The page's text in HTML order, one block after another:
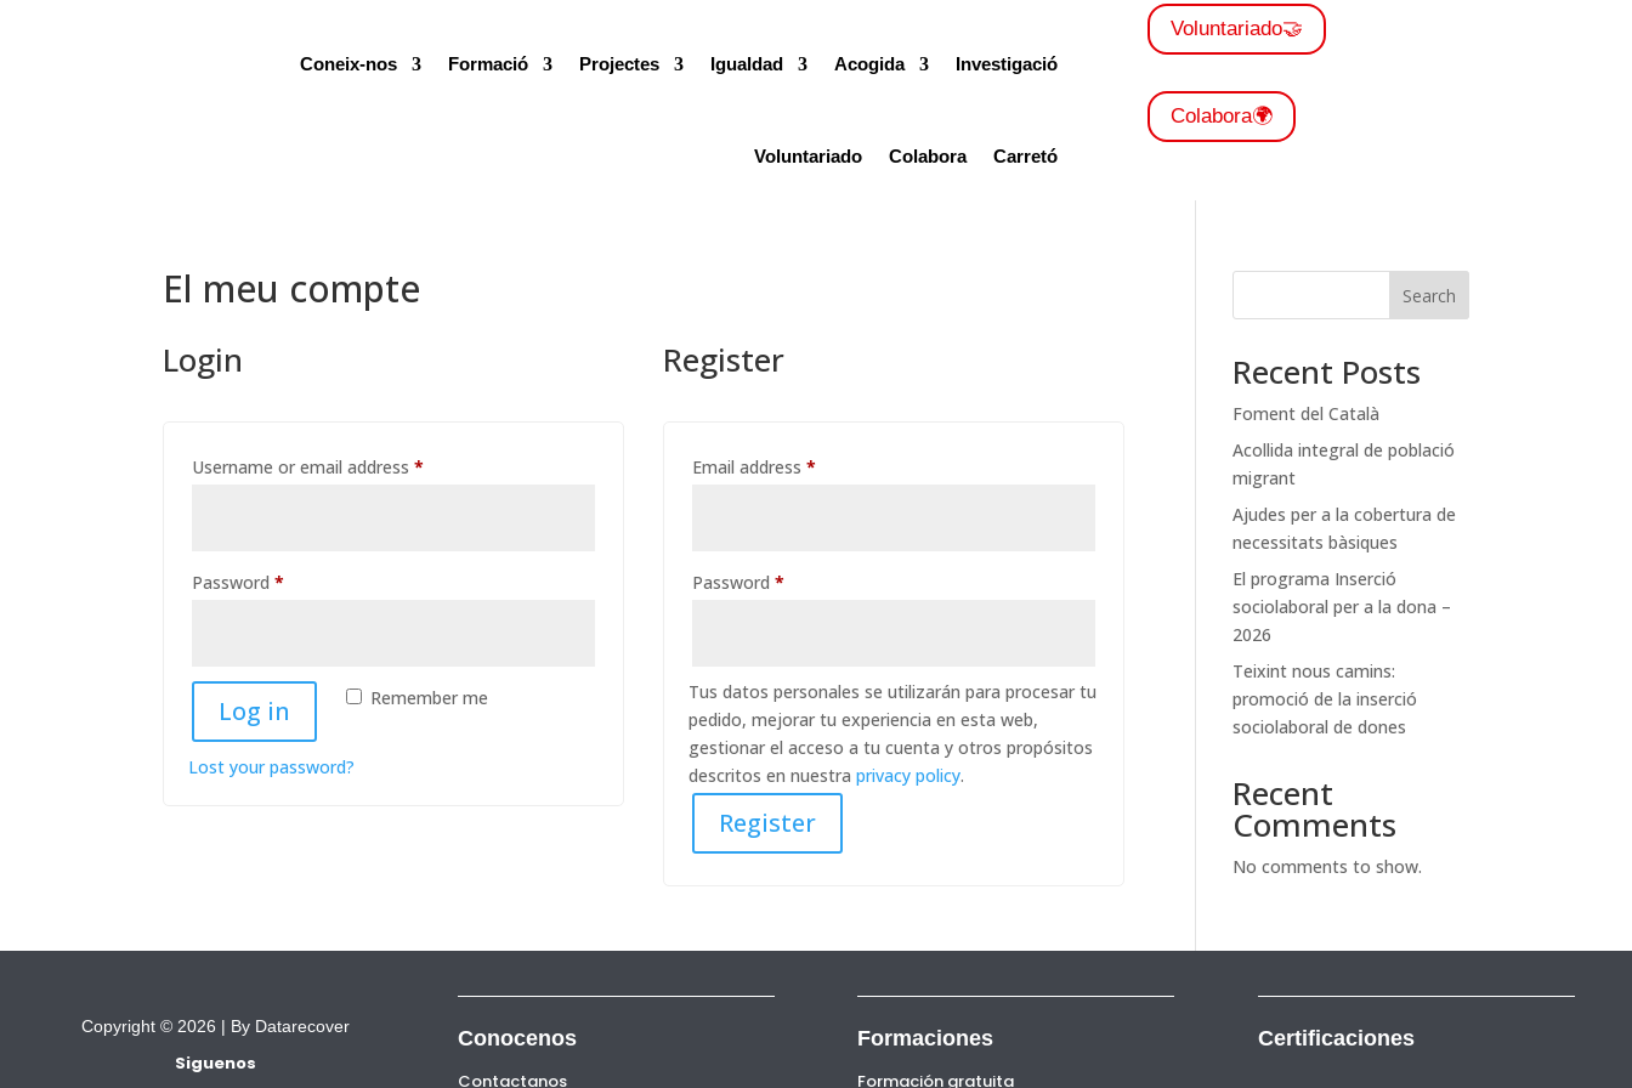
Coneix-nos Formació Projectes Igualdad Acogida Investigació
Voluntariado Colabora Carretó
Voluntariado🤝
Colabora🌍
El meu compte
Login
Username or email address*
Password*
Remember me
Log in
Lost your password?
Register
Email address*
Password*
Tus datos personales se utilizarán para procesar tu
pedido, mejorar tu experiencia en esta web,
gestionar el acceso a tu cuenta y otros propósitos
descritos en nuestraprivacy policy.
Register
Search
Recent Posts
Foment del Català
Acollida integral de població
migrant
Ajudes per a la cobertura de
necessitats bàsiques
El programa Inserció
sociolaboral per a la dona –
2026
Teixint nous camins:
promoció de la inserció
sociolaboral de dones
Recent
Comments
No comments to show.
Copyright © 2026 | By Datarecover
Siguenos
Conocenos
Contactanos
Formaciones
Formación gratuita
Certificaciones